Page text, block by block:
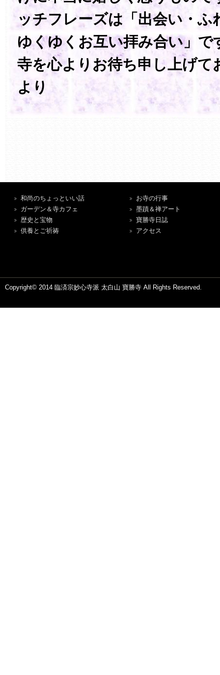
ッチフレーズは「出会い・ふ
ゆくゆくお互い拝み合い」で
寺を心よりお待ち申し上げて
より
和尚のちょっといい話
ガーデン＆寺カフェ
歴史と宝物
供養とご祈祷
お寺の行事
墨蹟＆禅アート
寶勝寺日誌
アクセス
Copyright© 2014 臨済宗妙心寺派 太白山 寶勝寺 All Rights Reserved.